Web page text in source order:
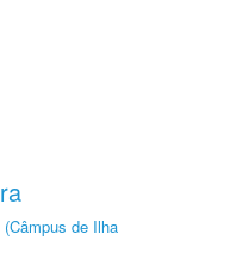
de Ilha